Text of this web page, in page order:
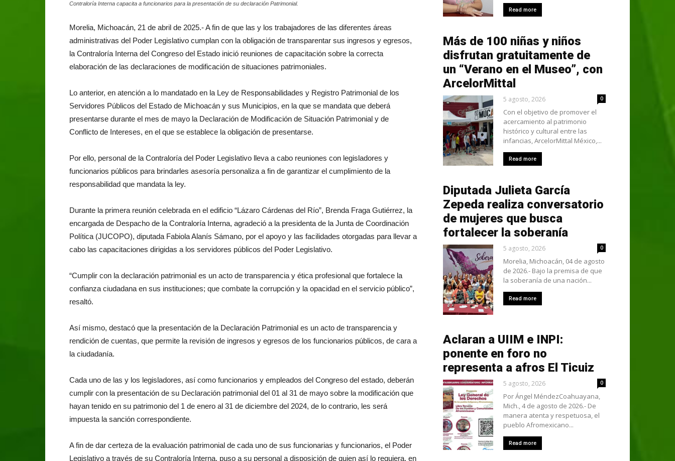
Contraloría Interna capacita a funcionarios para la presentación de su declaración Patrimonial.
Morelia, Michoacán, 21 de abril de 2025.- A fin de que las y los trabajadores de las diferentes áreas
administrativas del Poder Legislativo cumplan con la obligación de transparentar sus ingresos y egresos,
la Contraloría Interna del Congreso del Estado inició reuniones de capacitación sobre la correcta
elaboración de las declaraciones de modificación de situaciones patrimoniales.
Lo anterior, en atención a lo mandatado en la Ley de Responsabilidades y Registro Patrimonial de los
Servidores Públicos del Estado de Michoacán y sus Municipios, en la que se mandata que deberá
presentarse durante el mes de mayo la Declaración de Modificación de Situación Patrimonial y de
Conflicto de Intereses, en el que se establece la obligación de presentarse.
Por ello, personal de la Contraloría del Poder Legislativo lleva a cabo reuniones con legisladores y
funcionarios públicos para brindarles asesoría personaliza a fin de garantizar el cumplimiento de la
responsabilidad que mandata la ley.
Durante la primera reunión celebrada en el edificio “Lázaro Cárdenas del Río”, Brenda Fraga Gutiérrez, la
encargada de Despacho de la Contraloría Interna, agradeció a la presidenta de la Junta de Coordinación
Política (JUCOPO), diputada Fabiola Alanís Sámano, por el apoyo y las facilidades otorgadas para llevar a
cabo las capacitaciones dirigidas a los servidores públicos del Poder Legislativo.
“Cumplir con la declaración patrimonial es un acto de transparencia y ética profesional que fortalece la
confianza ciudadana en sus instituciones; que combate la corrupción y la opacidad en el servicio público”,
resaltó.
Así mismo, destacó que la presentación de la Declaración Patrimonial es un acto de transparencia y
rendición de cuentas, que permite la revisión de ingresos y egresos de los funcionarios públicos, de cara a
la ciudadanía.
Cada uno de las y los legisladores, así como funcionarios y empleados del Congreso del estado, deberán
cumplir con la presentación de su Declaración patrimonial del 01 al 31 de mayo sobre la modificación que
hayan tenido en su patrimonio del 1 de enero al 31 de diciembre del 2024, de lo contrario, les será
impuesta la sanción correspondiente.
A fin de dar certeza de la evaluación patrimonial de cada uno de sus funcionarias y funcionarios, el Poder
Legislativo a través de su Contraloría Interna, puso a su personal a disposición de quien así lo requiera, en
Read more
Más de 100 niñas y niños
disfrutan gratuitamente de
un “Verano en el Museo”, con
ArcelorMittal
5 agosto, 2026 0
Con el objetivo de promover el
acercamiento al patrimonio
histórico y cultural entre las
infancias, ArcelorMittal México,...
Read more
Diputada Julieta García
Zepeda realiza conversatorio
de mujeres que busca
fortalecer la soberanía
5 agosto, 2026 0
Morelia, Michoacán, 04 de agosto
de 2026.- Bajo la premisa de que
la soberanía de una nación...
Read more
Aclaran a UIIM e INPI:
ponente en foro no
representa a afros El Ticuiz
5 agosto, 2026 0
Por Ángel MéndezCoahuayana,
Mich., 4 de agosto de 2026.- De
manera atenta y respetuosa, el
pueblo Afromexicano...
Read more